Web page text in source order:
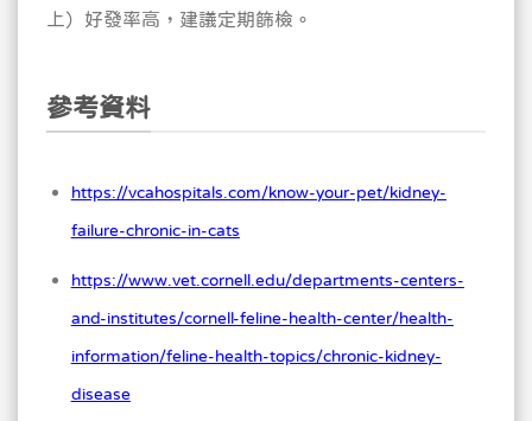
上）好發率高，建議定期篩檢。
參考資料
https://vcahospitals.com/know-your-pet/kidney-
failure-chronic-in-cats
https://www.vet.cornell.edu/departments-centers-
and-institutes/cornell-feline-health-center/health-
information/feline-health-topics/chronic-kidney-
disease